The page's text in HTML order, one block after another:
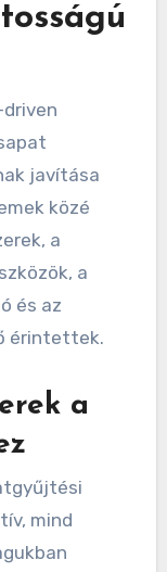
javítása
közé
a
a
és az
érintettek.
a
mind